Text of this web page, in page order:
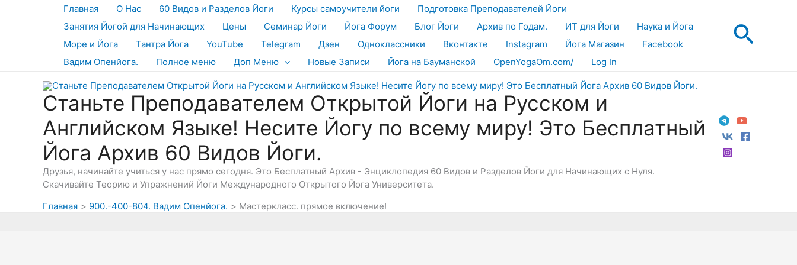
Главная О Нас 60 Видов и Разделов Йоги Курсы самоучители йоги
Подготовка Преподавателей Йоги
Занятия Йогой для Начинающих
Цены Семинар Йоги Йога Форум Блог Йоги Архив по Годам. ИТ для Йоги
Наука и Йога
Море и Йога
Тантра Йога YouTube Telegram Дзен Одноклассники Вконтакте Instagram Йога Магазин
Facebook
Вадим Опенйога.
Полное меню Доп Меню Новые Записи Йога на Бауманской OpenYogaOm.com/ Log In
Станьте Преподавателем Открытой Йоги на Русском и
Английском Языке! Несите Йогу по всему миру! Это Бесплатный
Йога Архив 60 Видов Йоги.
Друзья, начинайте учиться у нас прямо сегодня. Это Бесплатный Архив - Энциклопедия 60 Видов и Разделов Йоги для Начинающих с Нуля.
Скачивайте Теорию и Упражнений Йоги Международного Открытого Йога Университета.
Главная
900.-400-804. Вадим Опенйога. Мастеркласс. прямое включение!